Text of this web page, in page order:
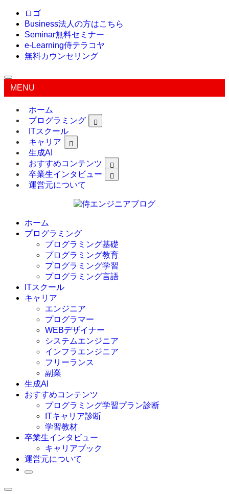
ロゴ
Business法人の方はこちら
Seminar無料セミナー
e-Learning侍テラコヤ
無料カウンセリング
MENU
ホーム
プログラミング
ITスクール
キャリア
生成AI
おすすめコンテンツ
卒業生インタビュー
運営元について
ホーム
プログラミング
プログラミング基礎
プログラミング教育
プログラミング学習
プログラミング言語
C言語
C#
VBA
Go言語
Kotlin
Java
JavaScript
Swift
Ruby
その他言語
ITスクール
キャリア
エンジニア
プログラマー
WEBデザイナー
システムエンジニア
インフラエンジニア
フリーランス
副業
生成AI
おすすめコンテンツ
プログラミング学習プラン診断
ITキャリア診断
学習教材
卒業生インタビュー
キャリアブック
運営元について